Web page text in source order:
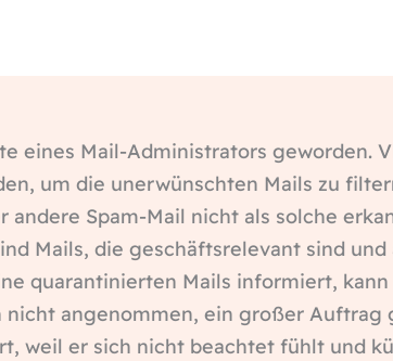
eines Mail-Administrators geworden.
um die unerwünschten Mails zu
Spam-Mail nicht als solche
Mails, die geschäftsrelevant sind und
quarantinierten Mails informiert, kann
angenommen, ein großer Auftrag
weil er sich nicht beachtet fühlt und